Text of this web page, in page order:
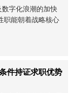
字化浪潮的加快
职能朝着战略核心
件持证求职优势